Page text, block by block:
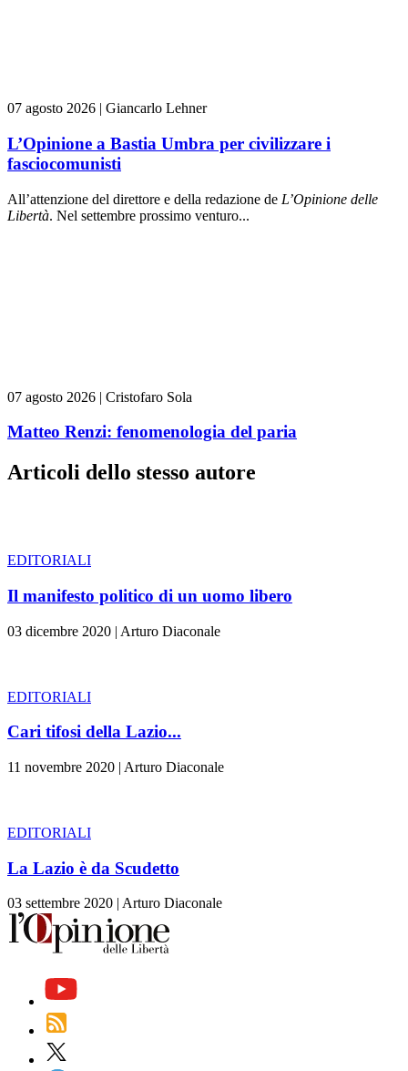
07 agosto 2026 | Giancarlo Lehner
L’Opinione a Bastia Umbra per civilizzare i
fasciocomunisti
All’attenzione del direttore e della redazione de L’Opinione delle
Libertà. Nel settembre prossimo venturo...
07 agosto 2026 | Cristofaro Sola
Matteo Renzi: fenomenologia del paria
Articoli dello stesso autore
EDITORIALI
Il manifesto politico di un uomo libero
03 dicembre 2020 | Arturo Diaconale
EDITORIALI
Cari tifosi della Lazio...
11 novembre 2020 | Arturo Diaconale
EDITORIALI
La Lazio è da Scudetto
03 settembre 2020 | Arturo Diaconale